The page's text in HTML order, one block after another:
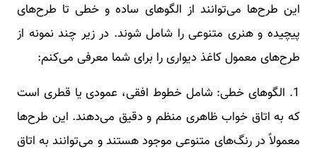
این طرح‌ها می‌توانند از الگوهای ساده و خطی تا طرح‌های
پیچیده و هنری متنوعی را شامل شوند. در زیر چند نمونه از
طرح‌های معمول کاغذ دیواری را برای شما معرفی می‌کنم:
1. الگوهای خطی: شامل خطوط افقی، عمودی یا قطری است
که به اتاق خواب ظاهری منظم و دقیق می‌دهند. این طرح‌ها
معمولاً در رنگ‌های متنوعی موجود هستند و می‌توانند به اتاق